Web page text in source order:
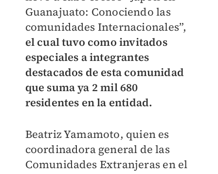
Guanajuato: Conociendo las
comunidades Internacionales”,
el cual tuvo como invitados
especiales a integrantes
destacados de esta comunidad
que suma ya 2 mil 680
residentes en la entidad.
Beatriz Yamamoto, quien es
coordinadora general de las
Comunidades Extranjeras en el